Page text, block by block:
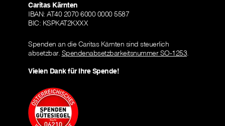
Caritas Kärnten
IBAN: AT40 2070 6000 0000 5587
BIC: KSPKAT2KXXX
Spenden an die Caritas Kärnten sind steuerlich
absetzbar. Spendenabsetzbarkeitsnummer SO-1253.
Vielen Dank für Ihre Spende!